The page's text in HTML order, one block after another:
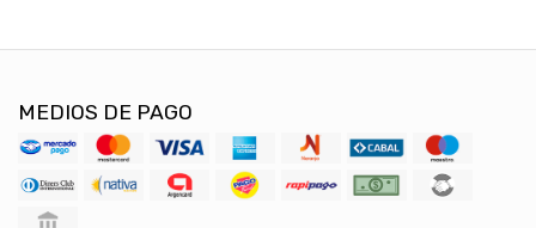
MEDIOS DE PAGO